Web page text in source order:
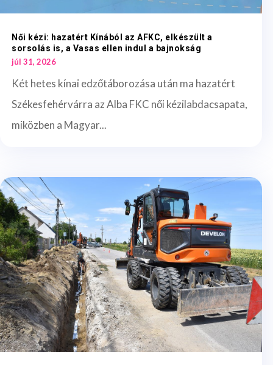
Női kézi: hazatért Kínából az AFKC, elkészült a
sorsolás is, a Vasas ellen indul a bajnokság
júl 31, 2026
Két hetes kínai edzőtáborozása után ma hazatért
Székesfehérvárra az Alba FKC női kézilabdacsapata,
miközben a Magyar...